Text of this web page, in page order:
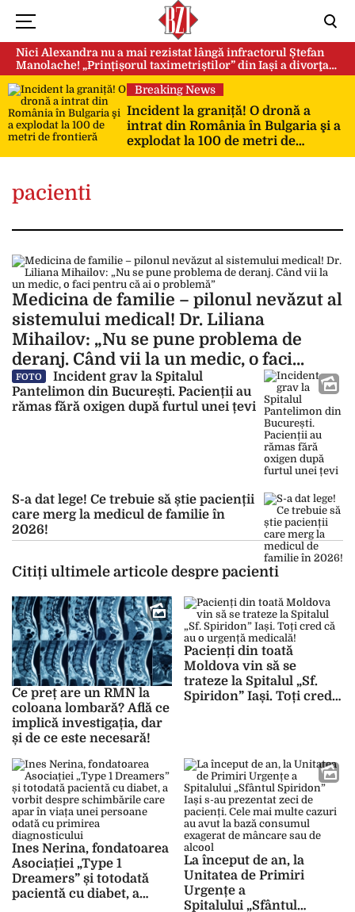
Nici Alexandra nu a mai rezistat lângă infractorul Ștefan
Manolache! „Prințișorul taximetriștilor” din Iași a divorţat
după doi ani de căsnicie
Breaking News
Incident la graniță! O dronă a
intrat din România în Bulgaria şi a
explodat la 100 de metri de
frontieră
pacienti
Medicina de familie – pilonul nevăzut al
sistemului medical! Dr. Liliana
Mihailov: „Nu se pune problema de
deranj. Când vii la un medic, o faci
pentru că ai o problemă”
FOTO
Incident grav la Spitalul
Pantelimon din București. Pacienții au
rămas fără oxigen după furtul unei țevi
S-a dat lege! Ce trebuie să știe pacienții
care merg la medicul de familie în
2026!
Citiți ultimele articole despre pacienti
Ce preț are un RMN la
coloana lombară? Află ce
implică investigația, dar
și de ce este necesară!
Pacienți din toată
Moldova vin să se
trateze la Spitalul „Sf.
Spiridon” Iași. Toți cred
Ines Nerina, fondatoarea
Asociației „Type 1
Dreamers” și totodată
pacientă cu diabet, a
La început de an, la
Unitatea de Primiri
Urgențe a
Spitalului „Sfântul